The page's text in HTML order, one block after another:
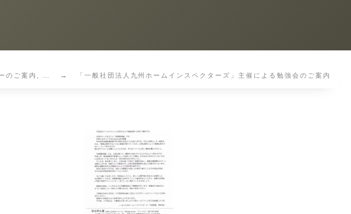
のご案内, … 「一般社団法人九州ホームインスペクターズ」主催による勉強会のご案内